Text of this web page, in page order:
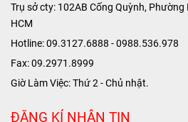
Trụ sở cty: 102AB Cống Quỳnh, Phường
HCM
Hotline: 09.3127.6888 - 0988.536.978
Fax: 09.2971.8999
Giờ Làm Việc: Thứ 2 - Chủ nhật.
ĐĂNG KÍ NHẬN TIN